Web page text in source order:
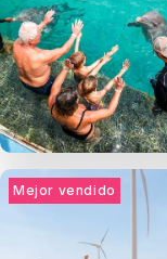
Duración
Disponibilidad
Mejor vendido